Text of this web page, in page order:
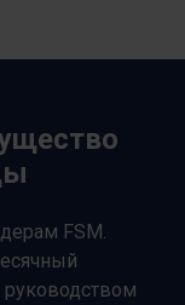
FSM.